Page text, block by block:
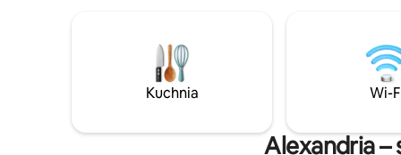
Kuchnia Wi-
Alexandria